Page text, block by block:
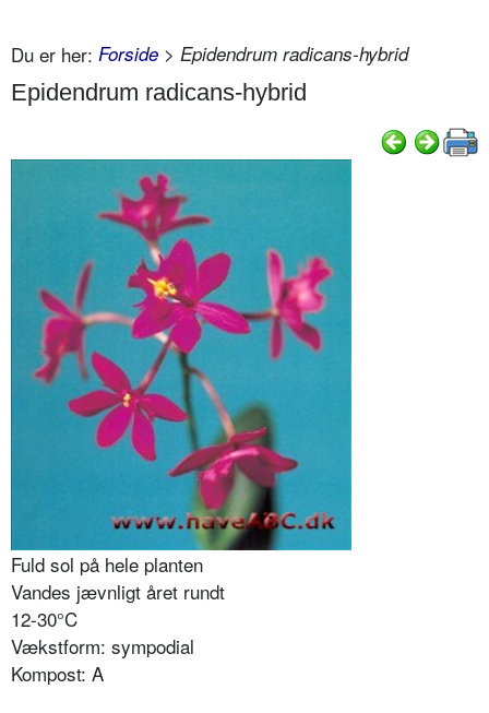
Du er her: Forside > Epidendrum radicans-hybrid
Epidendrum radicans-hybrid
Fuld sol på hele planten
Vandes jævnligt året rundt
12-30°C
Vækstform: sympodial
Kompost: A